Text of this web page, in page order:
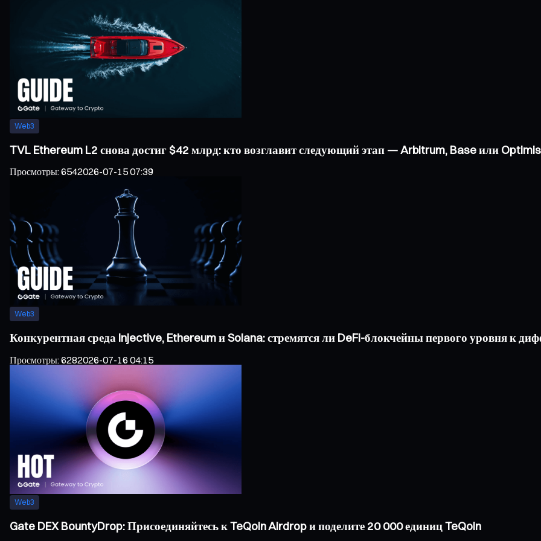
Web3
TVL Ethereum L2 снова достиг $42 млрд: кто возглавит следующий этап — Arbitrum, Base или
Просмотры:6542026-07-15 07:39
Web3
Конкурентная среда Injective, Ethereum и Solana: стремятся ли DeFi-блокчейны первого уровня к
Просмотры:6282026-07-16 04:15
Web3
Gate DEX BountyDrop: Присоединяйтесь к TeQoin Airdrop и поделите 20 000 единиц TeQoin